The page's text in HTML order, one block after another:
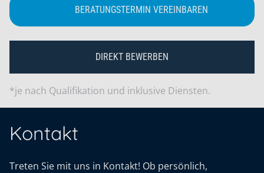
BERATUNGSTERMIN VEREINBAREN
DIREKT BEWERBEN
*je nach Qualifikation und inklusive Diensten.
Kontakt
Treten Sie mit uns in Kontakt! Ob persönlich,